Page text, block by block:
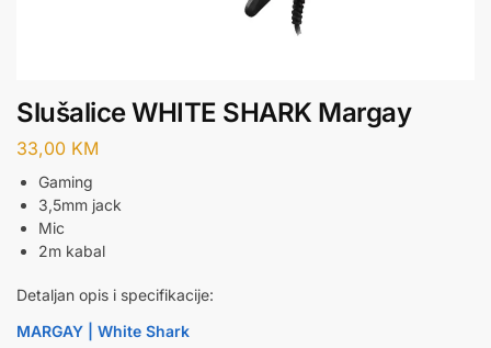
Slušalice WHITE SHARK Margay
33,00 KM
Gaming
3,5mm jack
Mic
2m kabal
Detaljan opis i specifikacije:
MARGAY | White Shark